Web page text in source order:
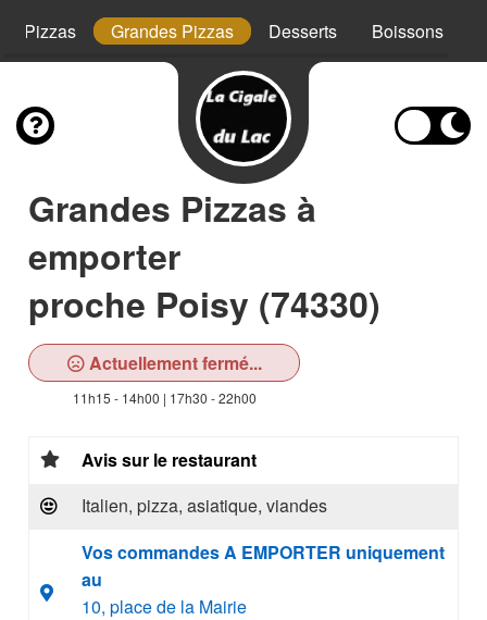
Pizzas Grandes Pizzas Desserts Boissons
Grandes Pizzas à
emporter
proche Poisy (74330)
Actuellement fermé...
11h15 - 14h00 | 17h30 - 22h00
Avis sur le restaurant
Italien, pizza, asiatique, viandes
Vos commandes A EMPORTER uniquement
au
10, place de la Mairie